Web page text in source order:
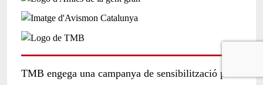
o
o
TMB engega una campanya de sensibilització per a